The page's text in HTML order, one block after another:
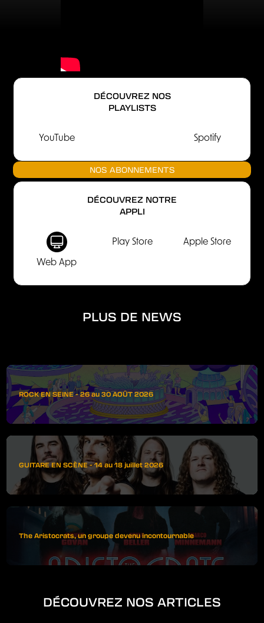
DÉCOUVREZ NOS
PLAYLISTS
YouTube Spotify
NOS ABONNEMENTS
DÉCOUVREZ NOTRE
APPLI
Web App
Play Store Apple Store
PLUS DE NEWS
ROCK EN SEINE - 26 au 30 AOÛT 2026
GUITARE EN SCÈNE - 14 au 18 juillet 2026
The Aristocrats, un groupe devenu incontournable
DÉCOUVREZ NOS ARTICLES